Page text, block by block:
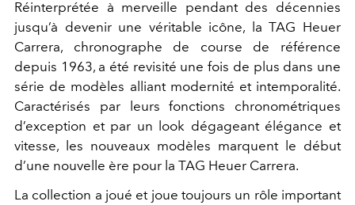
Réinterprétée à merveille pendant des décennies
jusqu’à devenir une véritable icône, la TAG Heuer
Carrera, chronographe de course de référence
depuis 1963, a été revisité une fois de plus dans une
série de modèles alliant modernité et intemporalité.
Caractérisés par leurs fonctions chronométriques
d’exception et par un look dégageant élégance et
vitesse, les nouveaux modèles marquent le début
d’une nouvelle ère pour la TAG Heuer Carrera.
La collection a joué et joue toujours un rôle important